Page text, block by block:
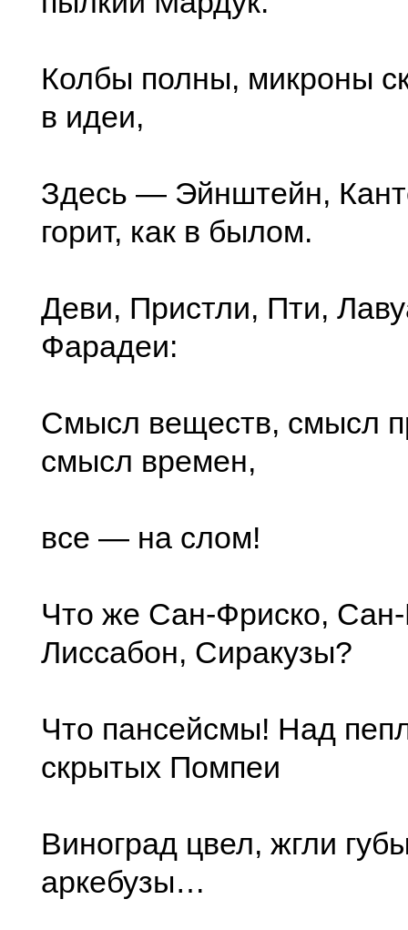
Колбы полны, микроны
в идеи,
Здесь — Эйнштейн,
горит, как в былом.
Деви, Пристли, Пти,
Фарадеи:
Смысл веществ, смысл
смысл времен,
все — на слом!
Что же Сан-Фриско,
Лиссабон, Сиракузы?
Что пансейсмы! Над
скрытых Помпеи
Виноград цвел, жгли
аркебузы…